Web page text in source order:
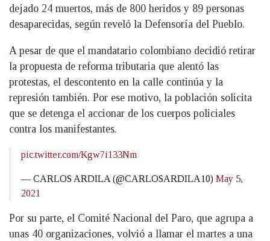
dejado 24 muertos, más de 800 heridos y 89 personas
desaparecidas, según reveló la Defensoría del Pueblo.
A pesar de que el mandatario colombiano decidió retirar
la propuesta de reforma tributaria que alentó las
protestas, el descontento en la calle continúa y la
represión también. Por ese motivo, la población solicita
que se detenga el accionar de los cuerpos policiales
contra los manifestantes.
pic.twitter.com/Kgw7i133Nm
— CARLOS ARDILA (@CARLOSARDILA10) May 5,
2021
Por su parte, el Comité Nacional del Paro, que agrupa a
unas 40 organizaciones, volvió a llamar el martes a una